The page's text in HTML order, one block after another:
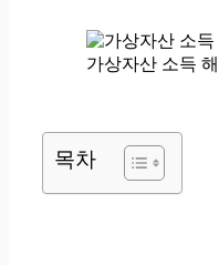
가상자산 소득
목차